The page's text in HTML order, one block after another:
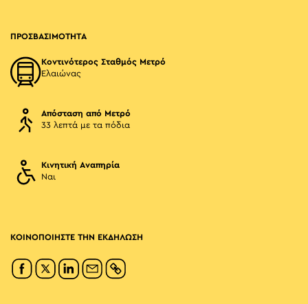
ΠΡΟΣΒΑΣΙΜΟΤΗΤΑ
Κοντινότερος Σταθμός Μετρό
Ελαιώνας
Απόσταση από Μετρό
33 λεπτά με τα πόδια
Κινητική Αναπηρία
Ναι
ΚΟΙΝΟΠΟΙΗΣΤΕ ΤΗΝ ΕΚΔΗΛΩΣΗ